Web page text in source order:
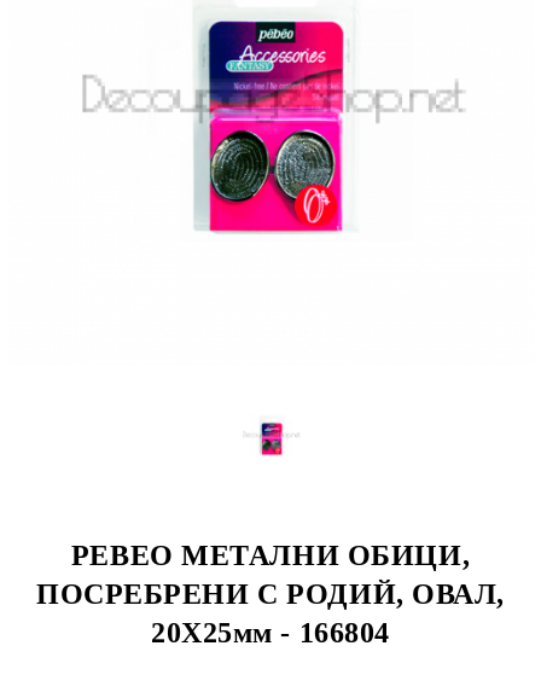
PEBEO МЕТАЛНИ ОБИЦИ,
ПОСРЕБРЕНИ С РОДИЙ, ОВАЛ,
20Х25мм - 166804